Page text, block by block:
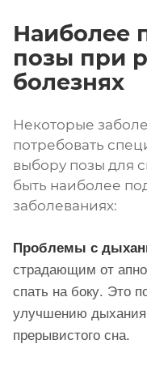
Наиболее
позы при
болезнях
Некоторые
потребовать
выбору позы для
быть наиболее
заболеваниях:
Проблемы с
страдающим от
спать на боку. Это
улучшению
прерывистого сна.